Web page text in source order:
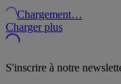
Chargement…
Charger plus
S'inscrire à notre